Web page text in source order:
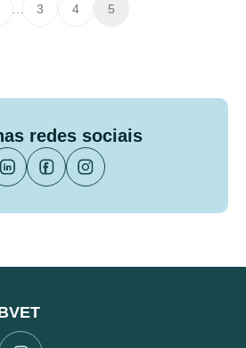
3 4 5
redes sociais